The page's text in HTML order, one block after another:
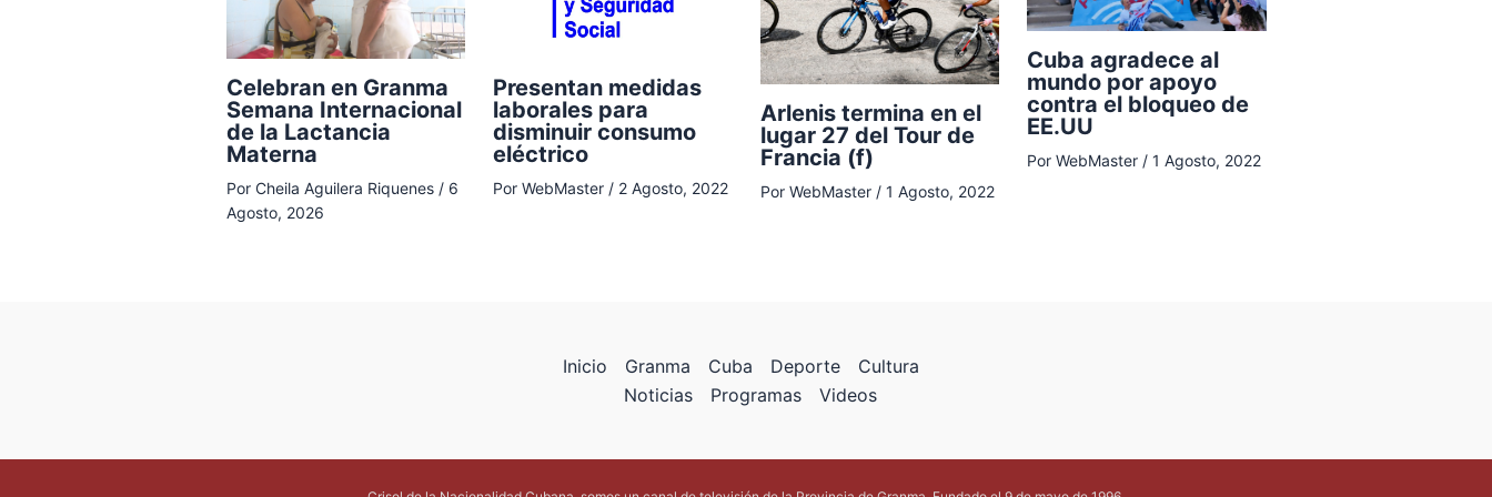
Celebran en Granma
Semana Internacional
de la Lactancia
Materna
Por Cheila Aguilera Riquenes / 6
Agosto, 2026
Presentan medidas
laborales para
disminuir consumo
eléctrico
Por WebMaster / 2 Agosto, 2022
Arlenis termina en el
lugar 27 del Tour de
Francia (f)
Por WebMaster / 1 Agosto, 2022
Cuba agradece al
mundo por apoyo
contra el bloqueo de
EE.UU
Por WebMaster / 1 Agosto, 2022
Inicio Granma Cuba Deporte
Cultura
Noticias
Programas Videos